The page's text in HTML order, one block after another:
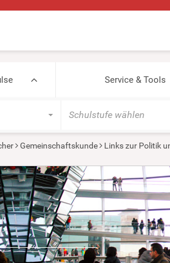
Service & Tools
Schulstufe wählen
Gemeinschaftskunde Links zur Politik